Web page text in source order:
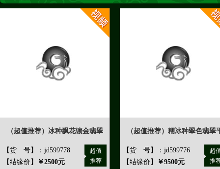
（超值推荐）冰种飘花镶金翡翠
【货 号】：jd599778
【结缘价】
￥2500元
超值
推荐
（超值推荐）糯冰种翠色翡翠
【货 号】：jd599776
【结缘价】
￥9500元
超
推